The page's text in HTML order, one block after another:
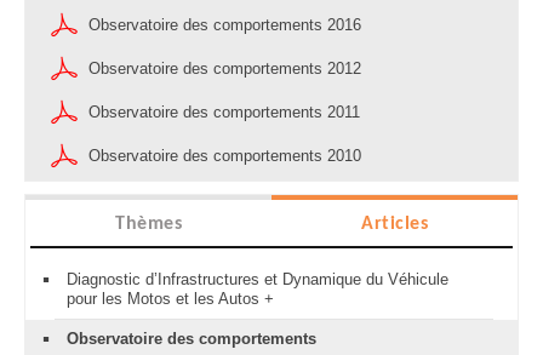
Observatoire des comportements 2016
Observatoire des comportements 2012
Observatoire des comportements 2011
Observatoire des comportements 2010
Thèmes Articles
Diagnostic d’Infrastructures et Dynamique du Véhicule
pour les Motos et les Autos +
Observatoire des comportements